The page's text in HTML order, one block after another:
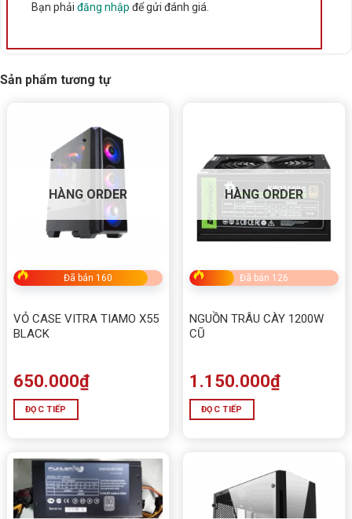
gian thoải mái cho card đồ họa cùng khả năng tản
gaming nhỏ gọn nhưng vẫn đáp ứng đủ nhu cầu build
PC
DB330M
THÔNG SỐ
Thương hiệu
Darkflash
Tên sản phẩm
Vỏ Case Máy Tính Darkflash DB330M
(Full M-ATX)
Bảo hành
12 tháng
Chất liệu
Kim loại + kính cường lực
mainboard
Khay ổ cứng
2 x SSD, 1 x HDD
tối đa
305mm
Chiều cao CPU
Cooler tối đa
180mm
Bạn phải đăng nhập để gửi đánh giá.
Sản phẩm tương tự
HÀNG ORDER
Đã bán 160
VỎ CASE VITRA TIAMO X55
BLACK
650.000₫
ĐỌC TIẾP
HÀNG ORDER
Đã bán 126
NGUỒN TRÂU CÀY 1200W
CŨ
1.150.000₫
ĐỌC TIẾP